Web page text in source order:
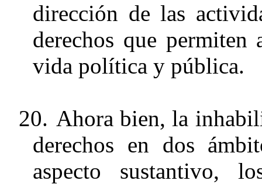
dirección de las
derechos que
vida política y pública.
20. Ahora bien, la
derechos en dos
aspecto sustantivo,